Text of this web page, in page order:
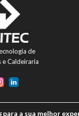
de
e Caldeiraria
para a sua melhor